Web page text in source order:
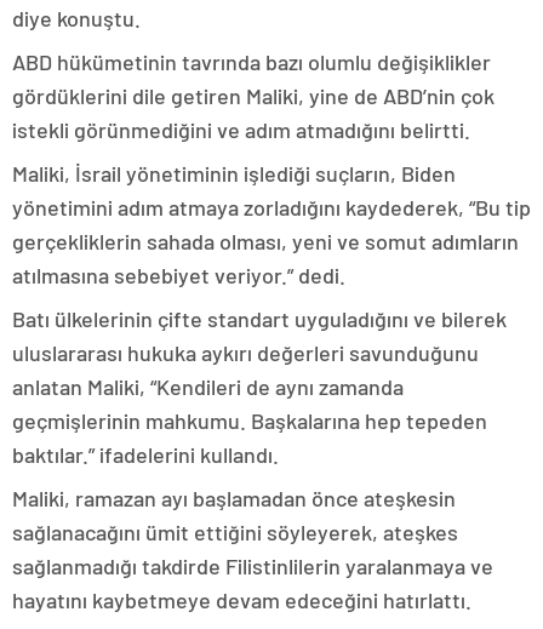
diye konuştu.
ABD hükümetinin tavrında bazı olumlu değişiklikler
gördüklerini dile getiren Maliki, yine de ABD’nin çok
istekli görünmediğini ve adım atmadığını belirtti.
Maliki, İsrail yönetiminin işlediği suçların, Biden
yönetimini adım atmaya zorladığını kaydederek, “Bu tip
gerçekliklerin sahada olması, yeni ve somut adımların
atılmasına sebebiyet veriyor.” dedi.
Batı ülkelerinin çifte standart uyguladığını ve bilerek
uluslararası hukuka aykırı değerleri savunduğunu
anlatan Maliki, “Kendileri de aynı zamanda
geçmişlerinin mahkumu. Başkalarına hep tepeden
baktılar.” ifadelerini kullandı.
Maliki, ramazan ayı başlamadan önce ateşkesin
sağlanacağını ümit ettiğini söyleyerek, ateşkes
sağlanmadığı takdirde Filistinlilerin yaralanmaya ve
hayatını kaybetmeye devam edeceğini hatırlattı.